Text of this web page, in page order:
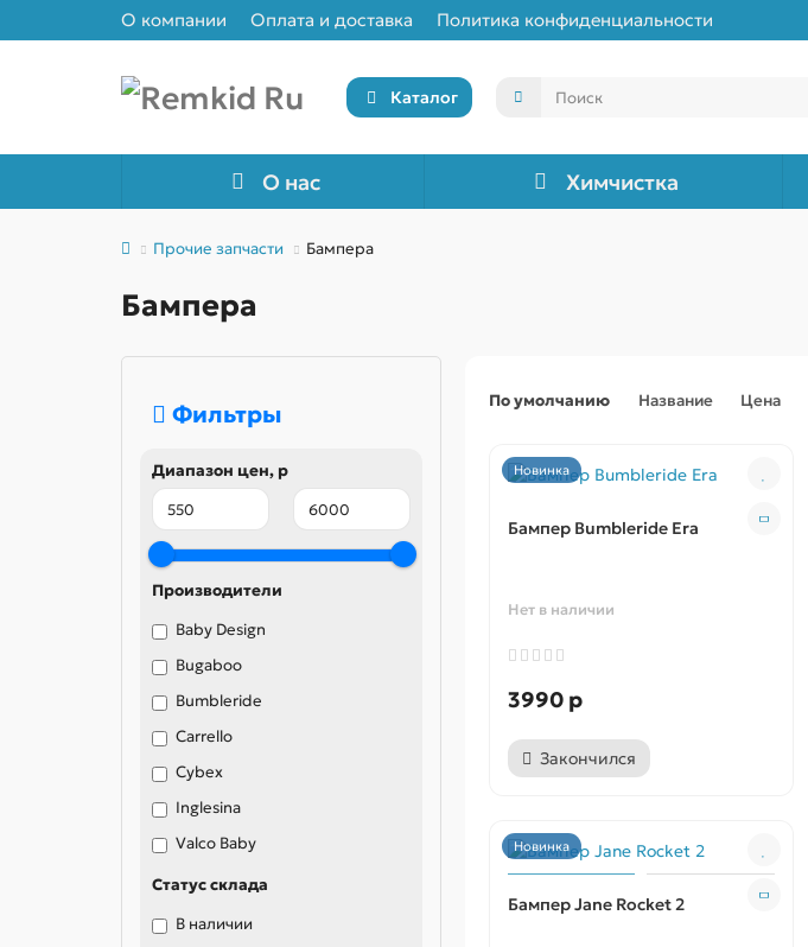
О компании Оплата и доставка Политика конфиденциальности
Каталог
О нас Химчистка
Прочие запчасти Бампера
Бампера
Фильтры
Диапазон цен, р
Производители
Baby Design
Bugaboo
Bumbleride
Carrello
Cybex
Inglesina
Valco Baby
Статус склада
В наличии
По умолчанию Название Цена
Новинка
Бампер Bumbleride Era
Нет в наличии
3990 р
Закончился
Новинка
Бампер Jane Rocket 2